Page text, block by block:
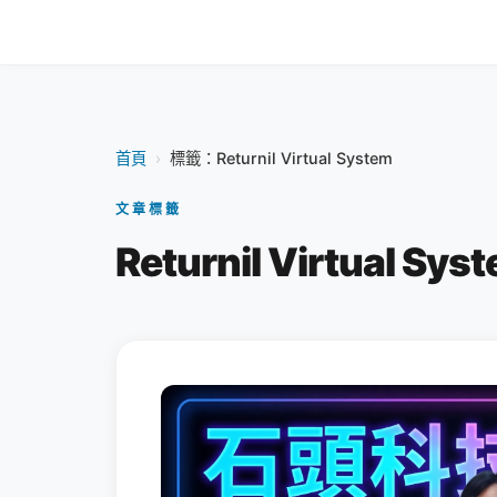
首頁 › 標籤：Returnil Virtual System
文章標籤
Returnil Virtual